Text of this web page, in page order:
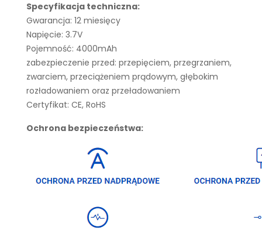
Specyfikacja techniczna:
Gwarancja: 12 miesięcy
Napięcie: 3.7V
Pojemność: 4000mAh
zabezpieczenie przed: przepięciem, przegrzaniem,
zwarciem, przeciążeniem prądowym, głębokim
rozładowaniem oraz przeładowaniem
Certyfikat: CE, RoHS
Ochrona bezpieczeństwa: